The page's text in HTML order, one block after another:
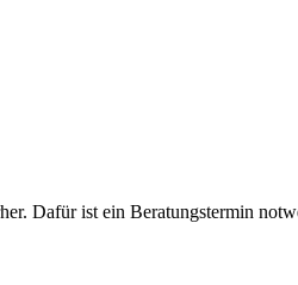
Dafür ist ein Beratungstermin